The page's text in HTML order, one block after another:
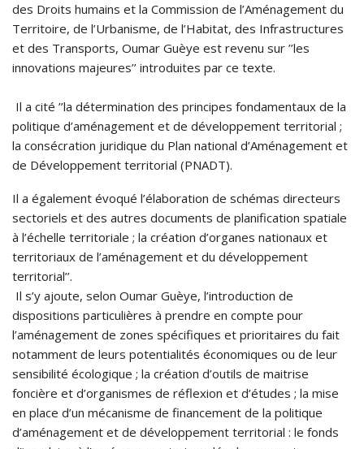
des Droits humains et la Commission de l’Aménagement du
Territoire, de l’Urbanisme, de l’Habitat, des Infrastructures
et des Transports, Oumar Guèye est revenu sur ’’les
innovations majeures’’ introduites par ce texte.
Il a cité ’’la détermination des principes fondamentaux de la
politique d’aménagement et de développement territorial ;
la consécration juridique du Plan national d’Aménagement et
de Développement territorial (PNADT).
Il a également évoqué l’élaboration de schémas directeurs
sectoriels et des autres documents de planification spatiale
à l’échelle territoriale ; la création d’organes nationaux et
territoriaux de l’aménagement et du développement
territorial’’.
Il s’y ajoute, selon Oumar Guèye, l’introduction de
dispositions particulières à prendre en compte pour
l’aménagement de zones spécifiques et prioritaires du fait
notamment de leurs potentialités économiques ou de leur
sensibilité écologique ; la création d’outils de maitrise
foncière et d’organismes de réflexion et d’études ; la mise
en place d’un mécanisme de financement de la politique
d’aménagement et de développement territorial : le fonds